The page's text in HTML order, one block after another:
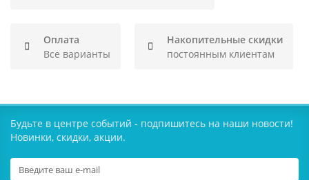
Оплата
Все варианты
Накопительные скидки
постоянным клиентам
Будьте в центре событий - подпишитесь на наши новости!
Новинки, скидки, акции.